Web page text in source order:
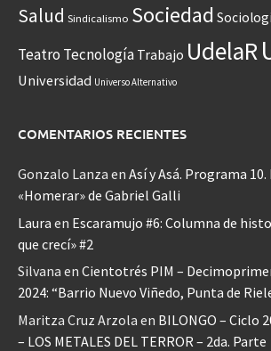
Salud Sindicalismo Sociedad
Teatro Tecnología Trabajo UdelaR
Universidad Universo Alternativo
COMENTARIOS RECIENTES
Gonzalo Lanza en Así y Asá. Programa 10.
«Homerar» de Gabriel Galli
Laura en Escaramujo #6: Columna de
que crecí» #2
Silvana en Cientotrés PIM –
2024: “Barrio Nuevo Viñedo, Punta de
Maritza Cruz Arzola en BILONGO – Ciclo
– LOS METALES DEL TERROR – 2da. Parte